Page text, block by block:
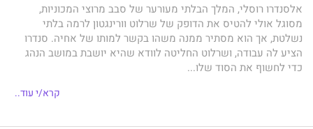
אלסנדרו רוסלי, המלך הבלתי מעורער של סבב מרוצי המכוניות,
מסוגל אולי להטיס את הדופק של שרלוט וורינגטון לרמה בלתי
נשלטת, אך הוא מסתיר ממנה משהו בקשר למותו של אחיה. סנדרו
הציע לה עבודה, ושרלוט החליטה לוודא שהיא יושבת במושב הנהג
כדי לחשוף את הסוד שלו...
אבל החיים עם אלסנדרו הם מסוכנים, ותשוקתה של שרלוט למגע
קרא/י עוד..